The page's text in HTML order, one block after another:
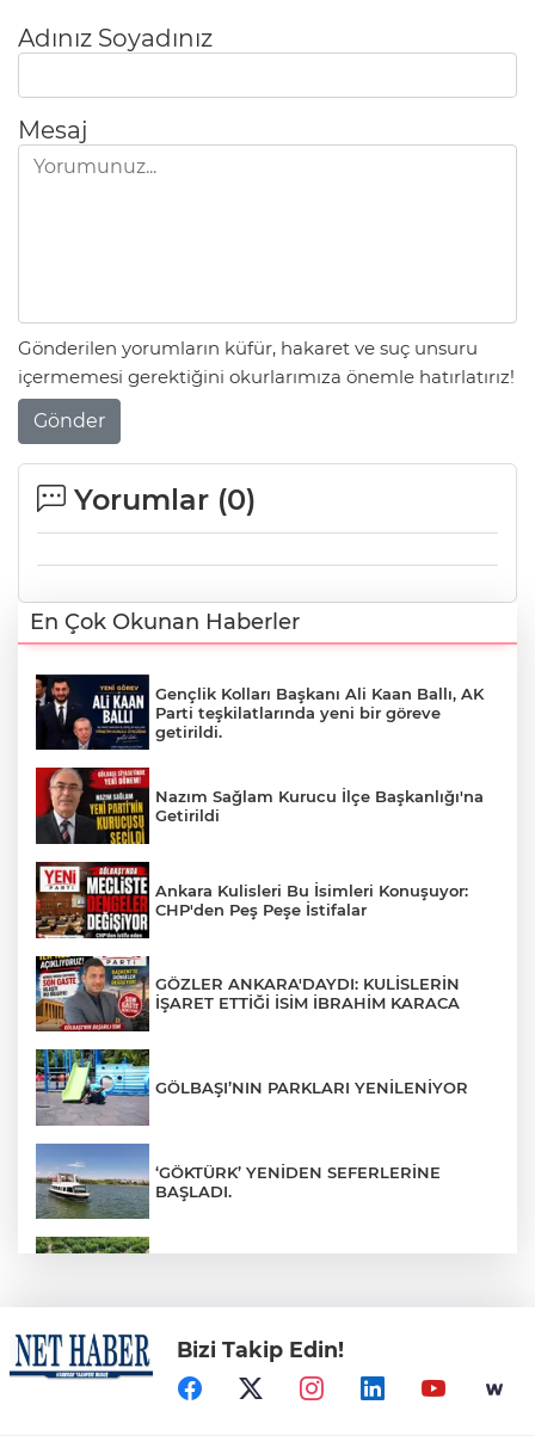
Adınız Soyadınız
Mesaj
Gönderilen yorumların küfür, hakaret ve suç unsuru
içermemesi gerektiğini okurlarımıza önemle hatırlatırız!
Gönder
Yorumlar (0)
En Çok Okunan Haberler
Gençlik Kolları Başkanı Ali Kaan Ballı, AK
Parti teşkilatlarında yeni bir göreve
getirildi.
Nazım Sağlam Kurucu İlçe Başkanlığı'na
Getirildi
Ankara Kulisleri Bu İsimleri Konuşuyor:
CHP'den Peş Peşe İstifalar
GÖZLER ANKARA'DAYDI: KULİSLERİN
İŞARET ETTİĞİ İSİM İBRAHİM KARACA
GÖLBAŞI’NIN PARKLARI YENİLENİYOR
‘GÖKTÜRK’ YENİDEN SEFERLERİNE
BAŞLADI.
"HER ÇOCUĞA SANAT PROJESİ" İLE
GELECEĞİN SANATÇILARI YETİŞMEYE
DEVAM EDİYOR
Bizi Takip Edin!